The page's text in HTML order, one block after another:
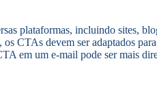
plataformas, incluindo sites,
CTAs devem ser adaptados
em um e-mail pode ser mais